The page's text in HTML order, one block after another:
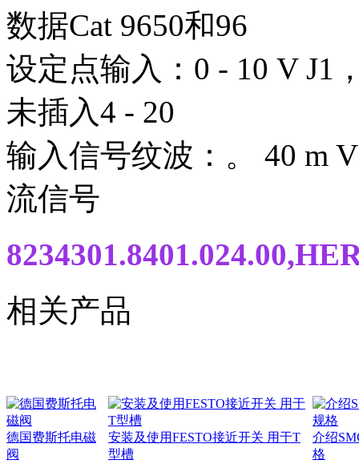
数据Cat 9650和96
设定点输入：0 - 10 V J1
未插入4 - 20
输入信号纹波：。 40 m
流信号
相关产品
德国费斯托电磁
阀
安装及使用FESTO接近开关 用于T
型槽
介绍
格